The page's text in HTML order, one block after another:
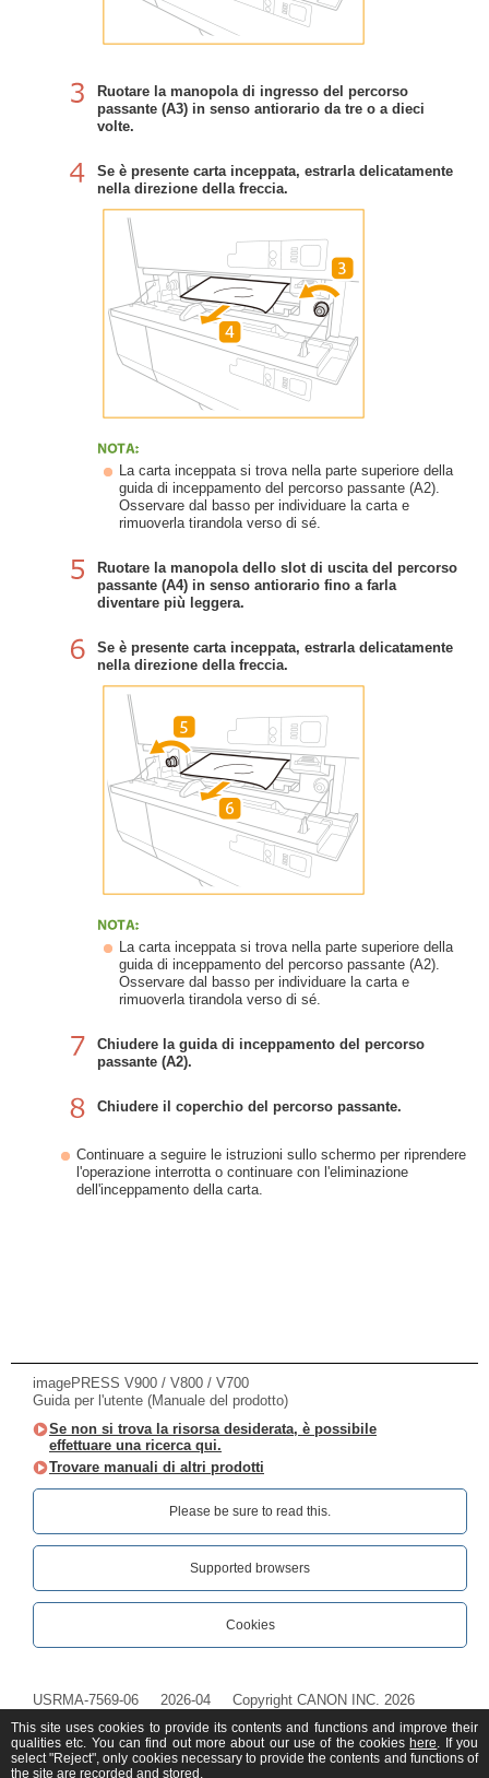
Ruotare la manopola di ingresso del percorso
passante (A3) in senso antiorario da tre o a dieci
volte.
Se è presente carta inceppata, estrarla delicatamente
nella direzione della freccia.
La carta inceppata si trova nella parte superiore della
guida di inceppamento del percorso passante (A2).
Osservare dal basso per individuare la carta e
rimuoverla tirandola verso di sé.
Ruotare la manopola dello slot di uscita del percorso
passante (A4) in senso antiorario fino a farla
diventare più leggera.
Se è presente carta inceppata, estrarla delicatamente
nella direzione della freccia.
La carta inceppata si trova nella parte superiore della
guida di inceppamento del percorso passante (A2).
Osservare dal basso per individuare la carta e
rimuoverla tirandola verso di sé.
Chiudere la guida di inceppamento del percorso
passante (A2).
Chiudere il coperchio del percorso passante.
Continuare a seguire le istruzioni sullo schermo per riprendere
l'operazione interrotta o continuare con l'eliminazione
dell'inceppamento della carta.
imagePRESS V900 / V800 / V700
Guida per l'utente (Manuale del prodotto)
Se non si trova la risorsa desiderata, è possibile
effettuare una ricerca qui.
Trovare manuali di altri prodotti
Please be sure to read this.‎
Supported browsers
Cookies
USRMA-7569-06 2026-04 Copyright CANON INC. 2026
This site uses cookies to provide its contents and functions and improve their
qualities etc. You can find out more about our use of the cookies here. If you
select "Reject", only cookies necessary to provide the contents and functions of
the site are recorded and stored.